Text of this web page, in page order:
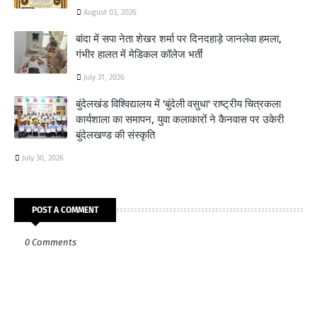
August 03, 2026
बांदा में सपा नेता शेखर शर्मा पर दिनदहाड़े जानलेवा हमला,
गंभीर हालत में मेडिकल कॉलेज भर्ती
July 31, 2026
बुंदेलखंड विश्विद्यालय में 'बुंदेली वसुधा' राष्ट्रीय चित्रकला
कार्यशाला का समापन, युवा कलाकारों ने कैनवास पर उकेरी
बुंदेलखण्ड की संस्कृति
July 30, 2026
POST A COMMENT
0 Comments